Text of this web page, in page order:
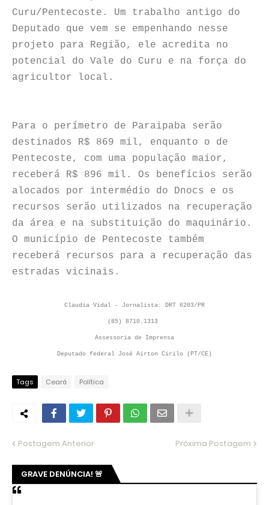
Curu/Pentecoste. Um trabalho antigo do
Deputado que vem se empenhando nesse
projeto para Região, ele acredita no
potencial do Vale do Curu e na força do
agricultor local.
Para o perímetro de Paraipaba serão
destinados R$ 869 mil, enquanto o de
Pentecoste, com uma população maior,
receberá R$ 896 mil. Os benefícios serão
alocados por intermédio do Dnocs e os
recursos serão utilizados na recuperação
da área e na substituição do maquinário.
O município de Pentecoste também
receberá recursos para a recuperação das
estradas vicinais.
Claudia Vidal - Jornalista: DRT 6203/PR
(85) 8710.1313
Assessoria de Imprensa
Deputado federal José Airton Cirilo (PT/CE)
Tags Ceará Política
Postagem Anterior Próxima Postagem
GRAVE DENÚNCIA! 🚨